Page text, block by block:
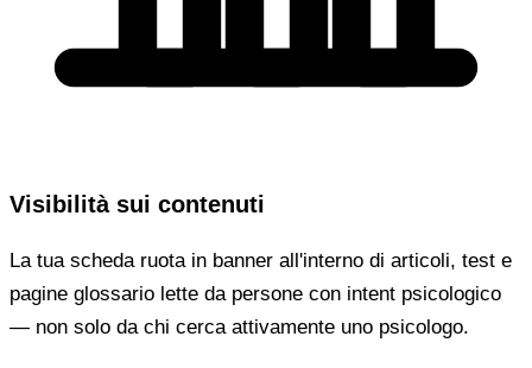
Visibilità sui contenuti
La tua scheda ruota in banner all'interno di articoli, test e
pagine glossario lette da persone con intent psicologico
— non solo da chi cerca attivamente uno psicologo.